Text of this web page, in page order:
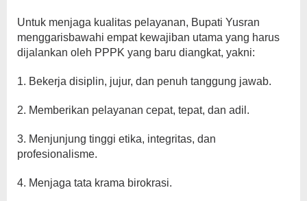
Untuk menjaga kualitas pelayanan, Bupati Yusran
menggarisbawahi empat kewajiban utama yang harus
dijalankan oleh PPPK yang baru diangkat, yakni:
1. Bekerja disiplin, jujur, dan penuh tanggung jawab.
2. Memberikan pelayanan cepat, tepat, dan adil.
3. Menjunjung tinggi etika, integritas, dan
profesionalisme.
4. Menjaga tata krama birokrasi.